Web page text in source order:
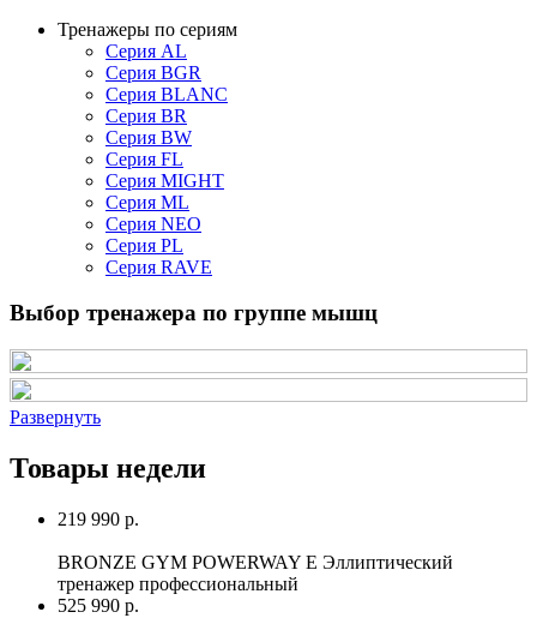
Тренажеры по сериям
Серия AL
Серия BGR
Серия BLANC
Серия BR
Серия BW
Серия FL
Серия MIGHT
Серия ML
Серия NEO
Серия PL
Серия RAVE
Выбор тренажера по группе мышц
Развернуть
Товары недели
219 990 р.
BRONZE GYM POWERWAY E Эллиптический
тренажер профессиональный
525 990 р.